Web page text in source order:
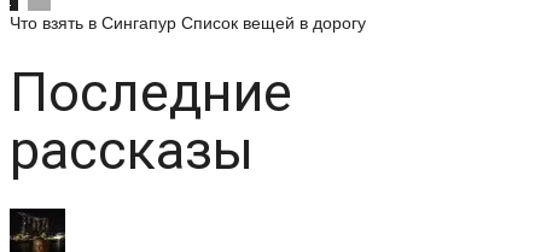
Что взять в Сингапур Список вещей в дорогу
Последние
рассказы